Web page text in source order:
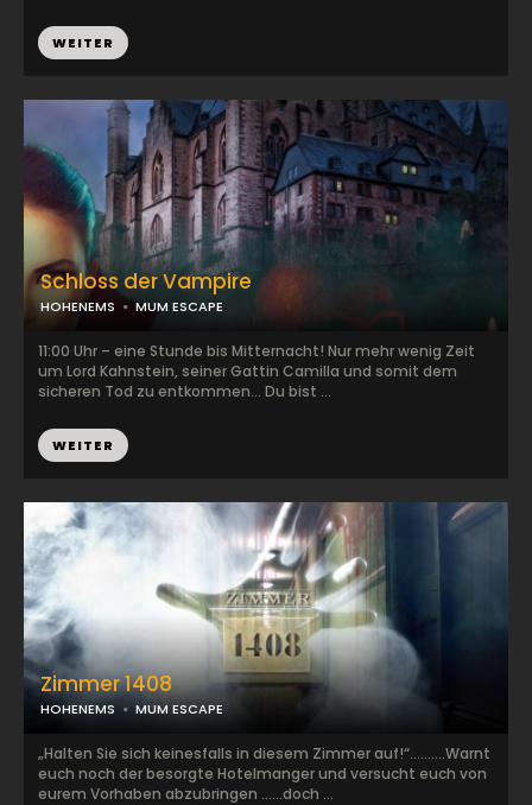
WEITER
Schloss der Vampire
HOHENEMS MUM ESCAPE
11:00 Uhr – eine Stunde bis Mitternacht! Nur mehr wenig Zeit
um Lord Kahnstein, seiner Gattin Camilla und somit dem
sicheren Tod zu entkommen… Du bist ...
WEITER
Zimmer 1408
HOHENEMS MUM ESCAPE
„Halten Sie sich keinesfalls in diesem Zimmer auf!“……….Warnt
euch noch der besorgte Hotelmanger und versucht euch von
eurem Vorhaben abzubringen ……doch ...